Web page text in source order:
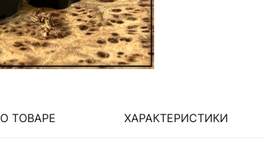
О ТОВАРЕ ХАРАКТЕРИСТИКИ